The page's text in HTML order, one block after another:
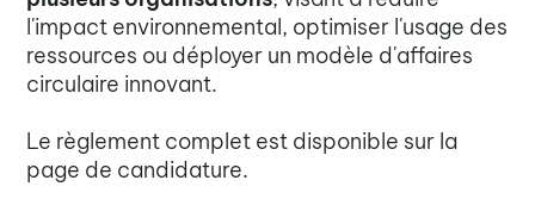
l'impact environnemental, optimiser l'usage des
ressources ou déployer un modèle d'affaires
circulaire innovant.
Le règlement complet est disponible sur la
page de candidature.